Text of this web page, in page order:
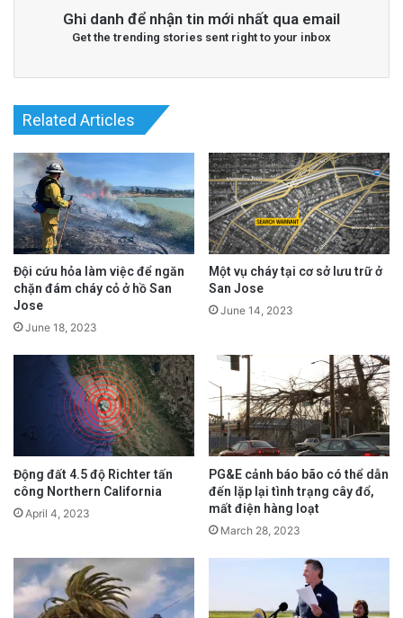
chức tiểu bang và địa phương, lực lượng cứu
hộ vẫn đang tìm kiếm ít nhất 41 người mất
tích. Trong số đó có 10 bé gái và một cố vấn
từ Trại Mystic, một trại hè dành cho toàn nữ
sinh dọc theo Sông Guadalupe, mực nước
dâng cao hơn 20 feet trong vòng chưa đầy hai
giờ trong thời điểm lũ lên đến đỉnh điểm vào
đầu ngày 4 tháng 7.
Mối đe dọa lũ lụt đang hiện hữu:
Cảnh sát
trưởng cảnh báo rằng mưa mới đã bắt đầu làm
dâng cao các tuyến đường thủy ở Quận Kerr.
Thống đốc Greg Abbott cho biết lũ quét tiếp
tục gây nguy hiểm cho một số khu vực của
Texas vì “mưa lớn hơn” dự kiến ​​sẽ xảy ra.
Ghi danh để nhận tin mới nhất qua email
Get the trending stories sent right to your inbox
Related Articles
Đội cứu hỏa làm việc để ngăn
chặn đám cháy cỏ ở hồ San
Jose
June 18, 2023
Một vụ cháy tại cơ sở lưu trữ ở
San Jose
June 14, 2023
Động đất 4.5 độ Richter tấn
công Northern California
April 4, 2023
PG&E cảnh báo bão có thể dẫn
đến lặp lại tình trạng cây đổ,
mất điện hàng loạt
March 28, 2023